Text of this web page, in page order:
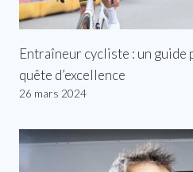
Entraîneur cycliste : un guide
quête d’excellence
26 mars 2024